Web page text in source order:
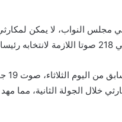
مجلس النواب، لا يمكن
خلال الجولة الثانية، مما